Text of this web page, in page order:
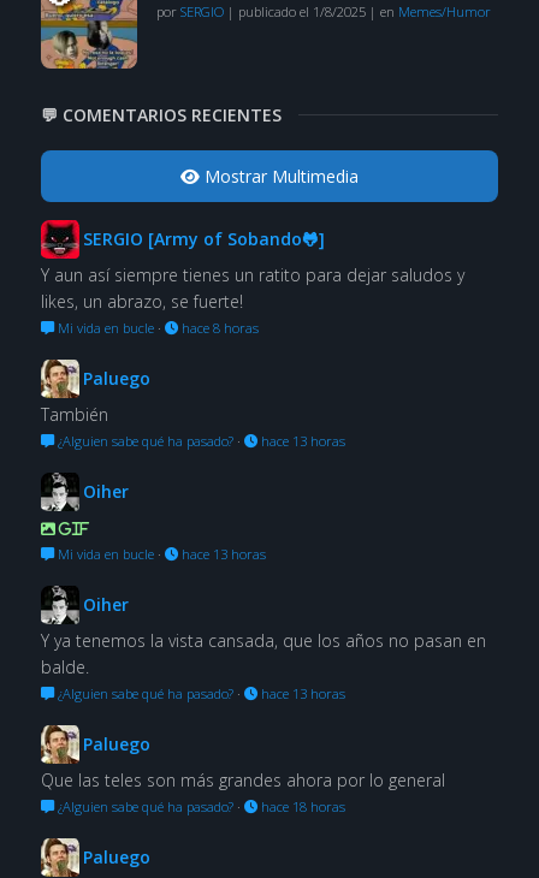
por SERGIO| publicado el 1/8/2025| en Memes/Humor
💬 COMENTARIOS RECIENTES
Mostrar Multimedia
SERGIO [Army of Sobando🐸]
Y aun así siempre tienes un ratito para dejar saludos y
likes, un abrazo, se fuerte!
Mi vida en bucle· hace 8 horas
Paluego
También
¿Alguien sabe qué ha pasado?· hace 13 horas
Oiher
GIF
Mi vida en bucle· hace 13 horas
Oiher
Y ya tenemos la vista cansada, que los años no pasan en
balde.
¿Alguien sabe qué ha pasado?· hace 13 horas
Paluego
Que las teles son más grandes ahora por lo general
¿Alguien sabe qué ha pasado?· hace 18 horas
Paluego